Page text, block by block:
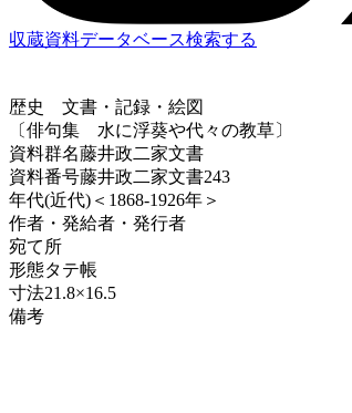
収蔵資料データベース検索する
歴史
文書・記録・絵図
〔俳句集 水に浮葵や代々の教草〕
資料群名藤井政二家文書
資料番号藤井政二家文書243
年代(近代)＜1868-1926年＞
作者・発給者・発行者
宛て所
形態タテ帳
寸法21.8×16.5
備考